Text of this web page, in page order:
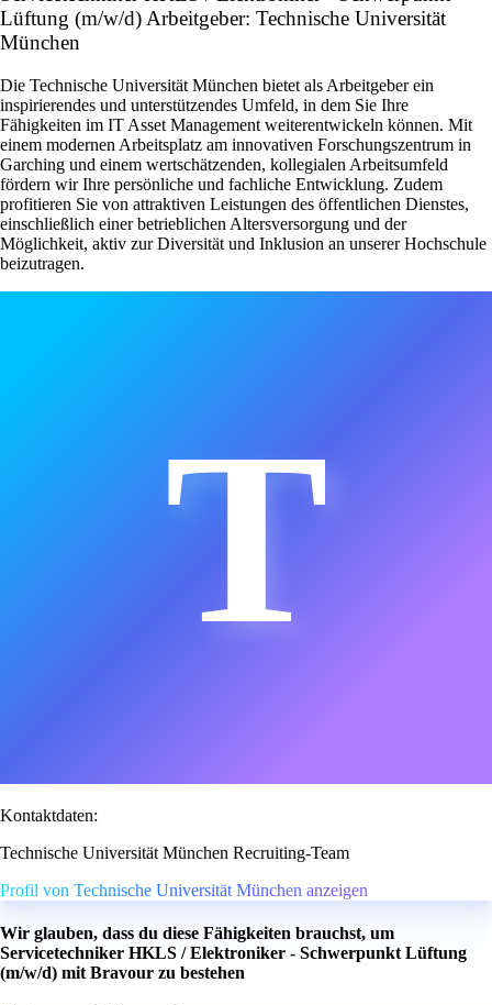
Lüftung (m/w/d) Arbeitgeber: Technische Universität
München
Die Technische Universität München bietet als Arbeitgeber ein
inspirierendes und unterstützendes Umfeld, in dem Sie Ihre
Fähigkeiten im IT Asset Management weiterentwickeln können. Mit
einem modernen Arbeitsplatz am innovativen Forschungszentrum in
Garching und einem wertschätzenden, kollegialen Arbeitsumfeld
fördern wir Ihre persönliche und fachliche Entwicklung. Zudem
profitieren Sie von attraktiven Leistungen des öffentlichen Dienstes,
einschließlich einer betrieblichen Altersversorgung und der
Möglichkeit, aktiv zur Diversität und Inklusion an unserer Hochschule
beizutragen.
T
Kontaktdaten:
Technische Universität München Recruiting-Team
Profil von Technische Universität München anzeigen
Wir glauben, dass du diese Fähigkeiten brauchst, um
Servicetechniker HKLS / Elektroniker - Schwerpunkt Lüftung
(m/w/d) mit Bravour zu bestehen